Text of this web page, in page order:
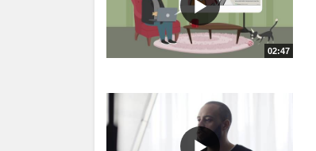
02:47